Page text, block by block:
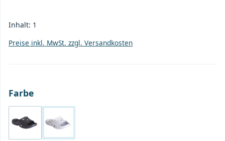
Inhalt: 1
Preise inkl. MwSt. zzgl. Versandkosten
Farbeauswählen
schwarzweiß